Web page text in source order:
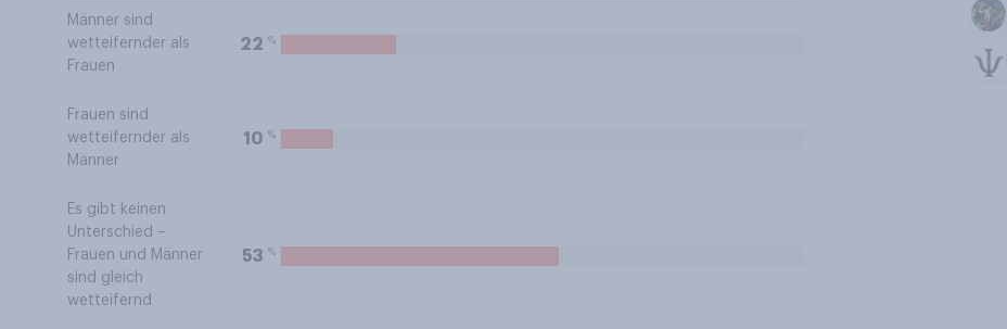
Männer sind
wetteifernder als
Frauen
22 %
Frauen sind
wetteifernder als
Männer
10 %
Es gibt keinen
Unterschied –
Frauen und Männer
sind gleich
wetteifernd
53 %